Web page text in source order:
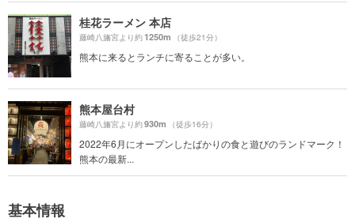
桂花ラーメン 本店
藤崎八旛宮より約1250m （徒歩21分）
熊本に来るとランチに寄ることが多い。
熊本屋台村
藤崎八旛宮より約930m （徒歩16分）
2022年6月にオープンしたばかりの食と遊びのランドマーク！
熊本の最新...
基本情報